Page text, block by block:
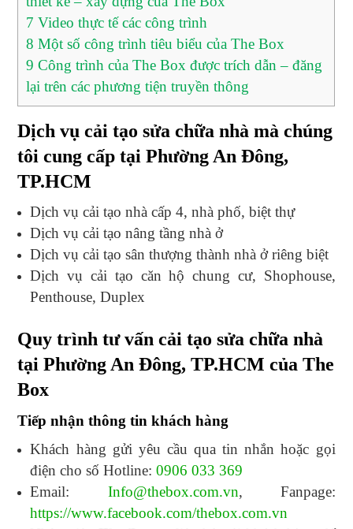
7 Video thực tế các công trình
8 Một số công trình tiêu biểu của The Box
9 Công trình của The Box được trích dẫn – đăng
lại trên các phương tiện truyền thông
Dịch vụ cải tạo sửa chữa nhà mà chúng
tôi cung cấp tại Phường An Đông,
TP.HCM
Dịch vụ cải tạo nhà cấp 4, nhà phố, biệt thự
Dịch vụ cải tạo nâng tầng nhà ở
Dịch vụ cải tạo sân thượng thành nhà ở riêng biệt
Dịch vụ cải tạo căn hộ chung cư, Shophouse,
Penthouse, Duplex
Quy trình tư vấn cải tạo sửa chữa nhà
tại Phường An Đông, TP.HCM của The
Box
Tiếp nhận thông tin khách hàng
Khách hàng gửi yêu cầu qua tin nhắn hoặc gọi
điện cho số Hotline:0906 033 369
Email: Info@thebox.com.vn, Fanpage:
https://www.facebook.com/thebox.com.vn